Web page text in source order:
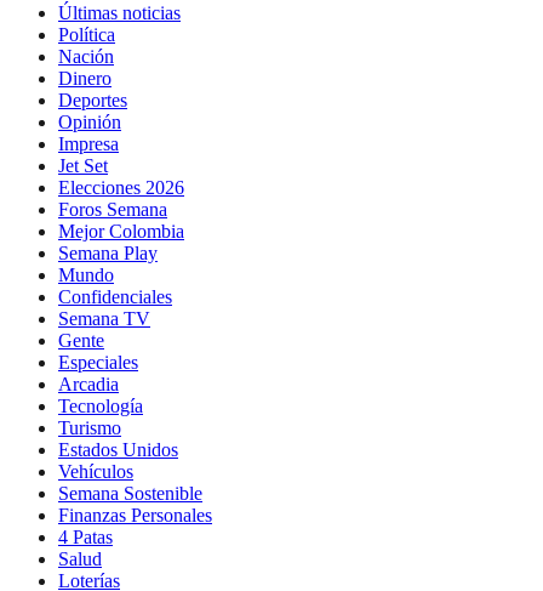
Últimas noticias
Política
Nación
Dinero
Deportes
Opinión
Impresa
Jet Set
Elecciones 2026
Foros Semana
Mejor Colombia
Semana Play
Mundo
Confidenciales
Semana TV
Gente
Especiales
Arcadia
Tecnología
Turismo
Estados Unidos
Vehículos
Semana Sostenible
Finanzas Personales
4 Patas
Salud
Loterías